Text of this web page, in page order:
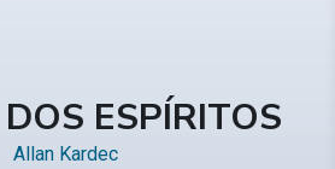
ESPÍRITOS
Allan Kardec